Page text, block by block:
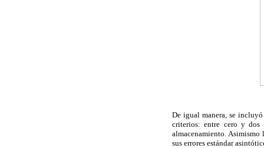
De igual manera, se
criterios: entre cero y
almacenamiento.
sus errores estándar